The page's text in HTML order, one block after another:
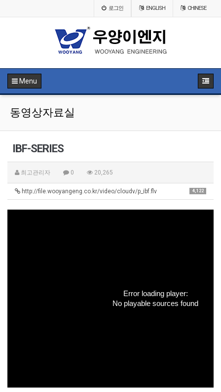
로그인 ENGLISH CHINESE
Menu
동영상자료실
IBF-SERIES
최고관리자 0 20,265
4,122
http://file.wooyangeng.co.kr/video/cloudv/p_ibf.flv
Error loading player:
No playable sources found